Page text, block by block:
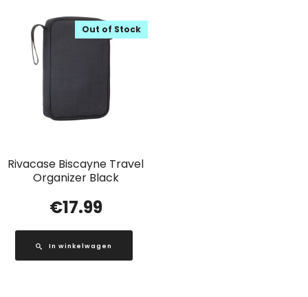
Rivacase Biscayne Travel
Organizer Black
Out of Stock
€17.99
In winkelwagen